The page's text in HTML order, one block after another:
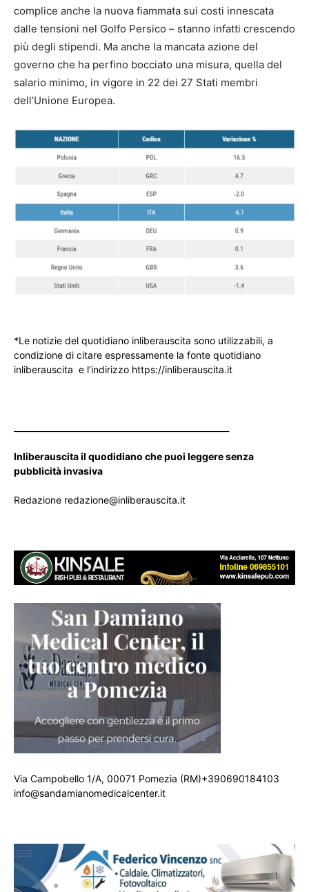
complice anche la nuova fiammata sui costi innescata
dalle tensioni nel Golfo Persico – stanno infatti crescendo
più degli stipendi. Ma anche la mancata azione del
governo che ha perfino bocciato una misura, quella del
salario minimo, in vigore in 22 dei 27 Stati membri
dell’Unione Europea.
*Le notizie del quotidiano inliberauscita sono utilizzabili, a
condizione di citare espressamente la fonte quotidiano
inliberauscita e l’indirizzo https://inliberauscita.it
Inliberauscita il quodidiano che puoi leggere senza
pubblicità invasiva
Redazione redazione@inliberauscita.it
Via Campobello 1/A, 00071 Pomezia (RM)+390690184103
info@sandamianomedicalcenter.it